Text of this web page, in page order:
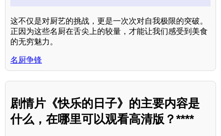
这不仅是对厨艺的挑战，更是一次次对自我极限的突破。
正因为这些名厨在舌尖上的较量，才能让我们感受到美食
的无穷魅力。
名厨争锋
剧情片《快乐的日子》的主要内容是
什么，在哪里可以观看高清版？****